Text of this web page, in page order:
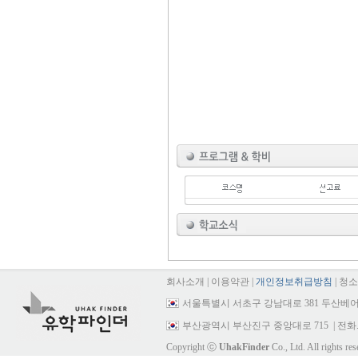
회사소개 이용약관 개인정보취급방침
청
서울특별시 서초구 강남대로 381 두산베
부산광역시 부산진구 중앙대로 715
| 전
Copyright ⓒ UhakFinder Co., Ltd. All rights